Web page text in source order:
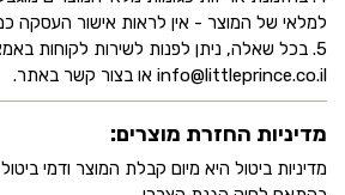
למלאי של המוצר - אין לראות אישור העסקה
5. בכל שאלה, ניתן לפנות לשירות לקוחות
info@littleprince.co.il או בצור קשר באתר.
מדיניות החזרת מוצרים: